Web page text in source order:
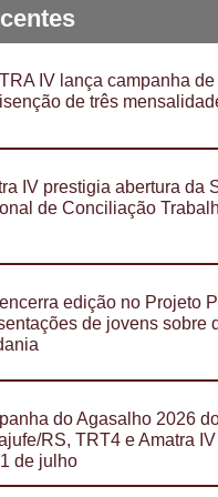
IV lança campanha
de três
IV prestigia abertura da
de Conciliação
edição no Projeto
de jovens sobre
do Agasalho 2026
RS, TRT4 e Amatra
de julho